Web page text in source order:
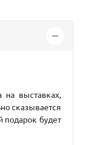
на выставках,
сказывается
подарок будет